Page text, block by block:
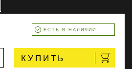
ЕСТЬ В НАЛИЧИИ
КУПИТЬ